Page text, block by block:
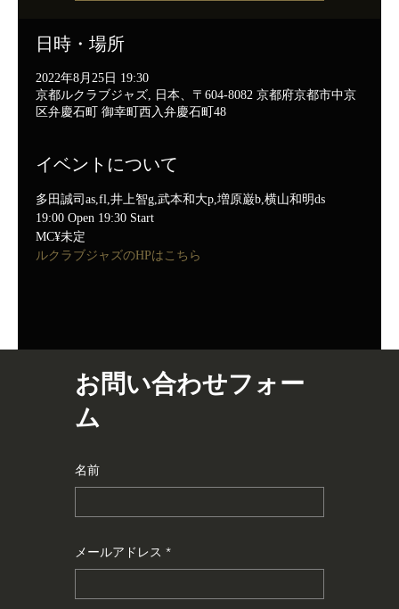
日時・場所
2022年8月25日 19:30
京都ルクラブジャズ, 日本、〒604-8082 京都府京都市中京
区弁慶石町 御幸町西入弁慶石町48
イベントについて
多田誠司as,fl,井上智g,武本和大p,増原巌b,横山和明ds
19:00 Open 19:30 Start
MC¥未定
ルクラブジャズのHPはこちら
お問い合わせフォー
ム
名前
メールアドレス